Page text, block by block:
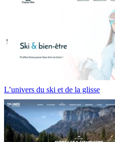
L’univers du ski et de la glisse